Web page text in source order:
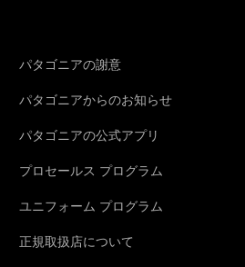
パタゴニアの謝意
パタゴニアからのお知らせ
パタゴニアの公式アプリ
プロセールス プログラム
ユニフォーム プログラム
正規取扱店について